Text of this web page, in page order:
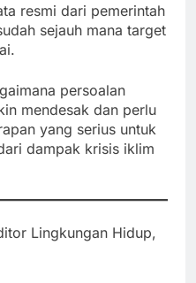
resmi dari pemerintah
sejauh mana target
persoalan
mendesak dan perlu
yang serius untuk
dampak krisis iklim
Lingkungan Hidup,